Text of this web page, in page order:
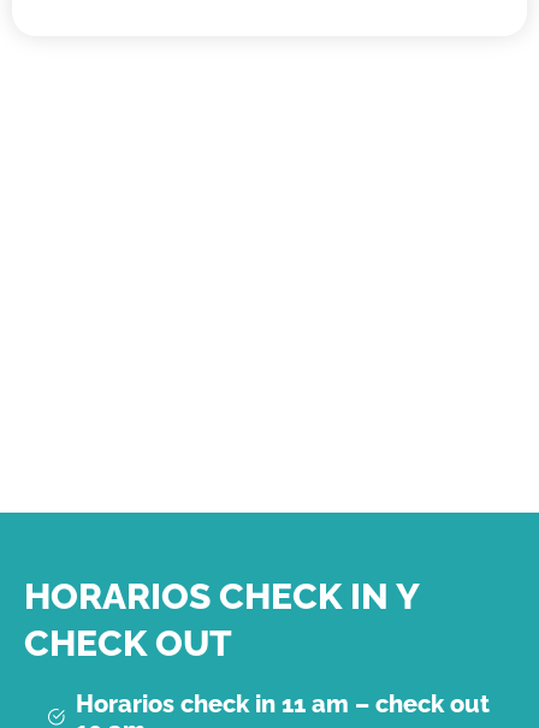
HORARIOS CHECK IN Y
CHECK OUT
Horarios check in 11 am – check out